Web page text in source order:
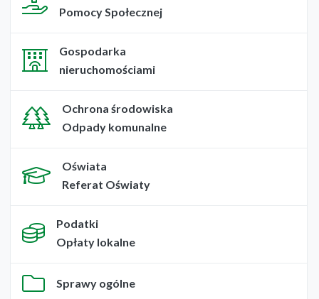
Pomocy Społecznej
Gospodarka
nieruchomościami
Ochrona środowiska
Odpady komunalne
Oświata
Referat Oświaty
Podatki
Opłaty lokalne
Sprawy ogólne